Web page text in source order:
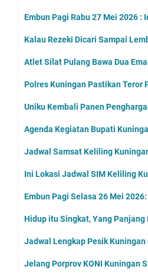
Embun Pagi Rabu 27 Mei 2026 :
Kalau Rezeki Dicari Sampai
Atlet Silat Pulang Bawa Dua
Polres Kuningan Pastikan Teror
Uniku Kembali Panen
Agenda Kegiatan Bupati
Jadwal Samsat Keliling
Ini Lokasi Jadwal SIM Keliling
Embun Pagi Selasa 26 Mei
Hidup itu Singkat, Yang Panjang
Jadwal Lengkap Pesik
Jelang Porprov KONI Kuningan